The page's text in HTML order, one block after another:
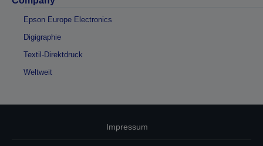
Epson Europe Electronics
Digigraphie
Textil-Direktdruck
Weltweit
Impressum